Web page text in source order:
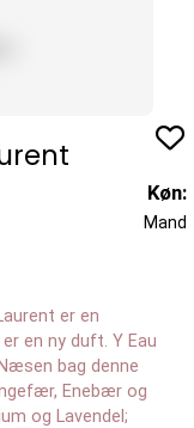
er en
en ny duft. Y Eau
bag denne
Enebær og
og Lavendel;
Køn:
Mand